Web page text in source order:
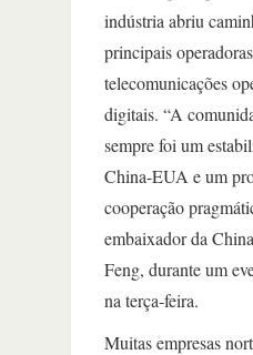
indústria abriu
principais
telecomunicações
digitais. “A
sempre foi um
China-EUA e um
cooperação
embaixador da
Feng, durante um
na terça-feira.
Muitas empresas